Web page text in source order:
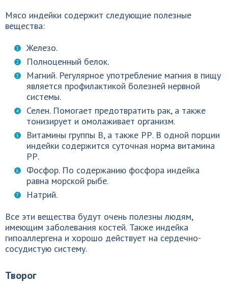
Мясо индейки содержит следующие полезные
вещества:
Железо.
Полноценный белок.
Магний. Регулярное употребление магния в пищу
является профилактикой болезней нервной
системы.
Селен. Помогает предотвратить рак, а также
тонизирует и омолаживает организм.
Витамины группы В, а также РР. В одной порции
индейки содержится суточная норма витамина
РР.
Фосфор. По содержанию фосфора индейка
равна морской рыбе.
Натрий.
Все эти вещества будут очень полезны людям,
имеющим заболевания костей. Также индейка
гипоаллергена и хорошо действует на сердечно-
сосудистую систему.
Творог